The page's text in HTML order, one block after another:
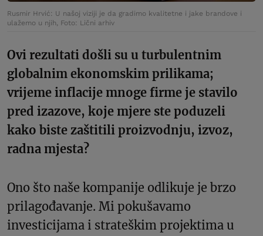
Rusmir Hrvić: U našoj viziji je da gradimo kvalitetne i jake brandove i
ulažemo u njih, Foto: Lični arhiv
Ovi rezultati došli su u turbulentnim
globalnim ekonomskim prilikama;
vrijeme inflacije mnoge firme je stavilo
pred izazove, koje mjere ste poduzeli
kako biste zaštitili proizvodnju, izvoz,
radna mjesta?
Ono što naše kompanije odlikuje je brzo
prilagođavanje. Mi pokušavamo
investicijama i strateškim projektima u